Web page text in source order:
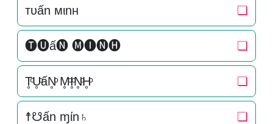
тυấn мιnн ❏
🅣🅤ấ🅝 🅜🅘🅝🅗 ❏
T̥ͦU̥ͦấN̥ͦ M̥ͦI̥ͦN̥ͦH̥ͦ ❏
☨☋ấn ɱίn♄ ❏